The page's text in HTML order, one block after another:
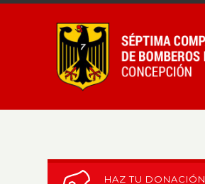
HAZ TU DONACIÓN